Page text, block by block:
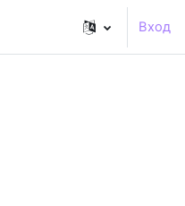
Вход